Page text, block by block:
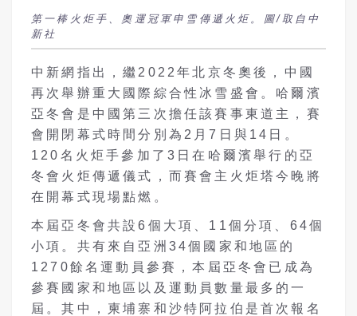
第一棒火炬手、奧運冠軍申雪傳遞火炬。圖/取自中
新社
中新網指出，繼2022年北京冬奧後，中國
再次舉辦重大國際綜合性冰雪盛會。哈爾濱
亞冬會是中國第三次擔任該賽事東道主，賽
會開閉幕式時間分別為2月7日與14日。
120名火炬手參加了3日在哈爾濱舉行的亞
冬會火炬傳遞儀式，而賽會主火炬塔今晚將
在開幕式現場點燃。
本屆亞冬會共設6個大項、11個分項、64個
小項。共有來自亞洲34個國家和地區的
1270餘名運動員參賽，本屆亞冬會已成為
參賽國家和地區以及運動員數量最多的一
屆。其中，柬埔寨和沙特阿拉伯是首次報名